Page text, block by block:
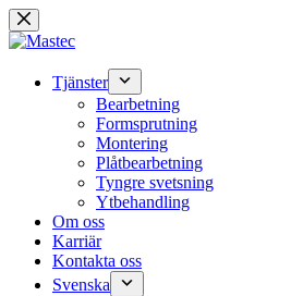
Hoppa
till
Tjänster
Bearbetning
Formsprutning
Montering
Plåtbearbetning
Tyngre svetsning
Ytbehandling
Om oss
Karriär
Kontakta oss
Svenska